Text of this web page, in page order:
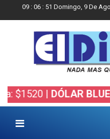
09 : 06 : 52 Domingo, 9 De
|DÓLAR BLUE: